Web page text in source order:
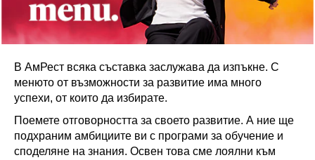
В АмРест всяка съставка заслужава да изпъкне. С
менюто от възможности за развитие има много
успехи, от които да избирате.
Поемете отговорността за своето развитие. А ние ще
подхраним амбициите ви с програми за обучение и
споделяне на знания. Освен това сме лоялни към